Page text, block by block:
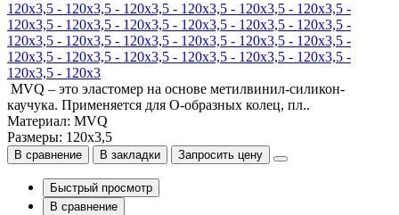
120x3,5 - 120x3,5 - 120x3,5 - 120x3,5 - 120x3,5 - 120x3,5 -
120x3,5 - 120x3,5 - 120x3,5 - 120x3,5 - 120x3,5 - 120x3,5 -
120x3,5 - 120x3,5 - 120x3,5 - 120x3,5 - 120x3,5 - 120x3,5 -
120x3,5 - 120x3,5 - 120x3,5 - 120x3,5 - 120x3,5 - 120x3,5 -
120x3,5 - 120x3
MVQ – это эластомер на основе метилвинил-силикон-
каучука. Применяется для О-образных колец, пл..
Материал: MVQ
Размеры: 120x3,5
В сравнение В закладки Запросить цену
Быстрый просмотр
В сравнение